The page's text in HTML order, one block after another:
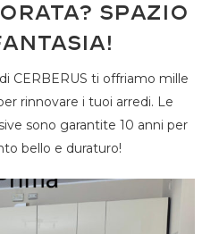
Spazio
CERBERUS ti offriamo mille
rinnovare i tuoi arredi. Le
sono garantite 10 anni per
bello e duraturo!